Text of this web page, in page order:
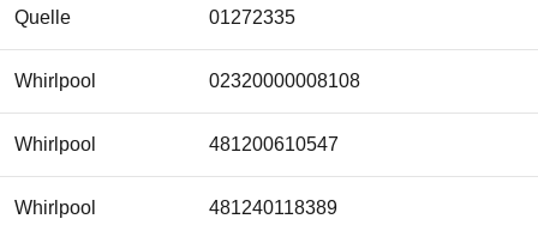
Quelle 01272335
Whirlpool 02320000008108
Whirlpool 481200610547
Whirlpool 481240118389